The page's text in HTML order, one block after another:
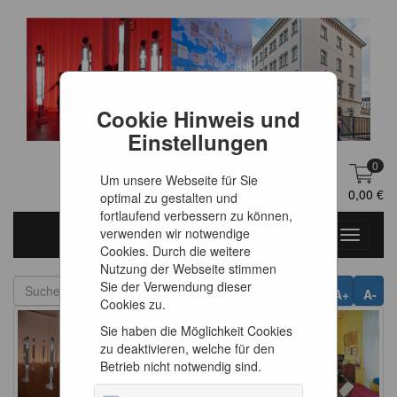
Cookie Hinweis und
Einstellungen
Um unsere Webseite für Sie
optimal zu gestalten und
fortlaufend verbessern zu können,
verwenden wir notwendige
Cookies. Durch die weitere
Nutzung der Webseite stimmen
Sie der Verwendung dieser
Cookies zu.
Sie haben die Möglichkeit Cookies
zu deaktivieren, welche für den
Betrieb nicht notwendig sind.
DE
0
0,00 €
Toggle
A-
A+